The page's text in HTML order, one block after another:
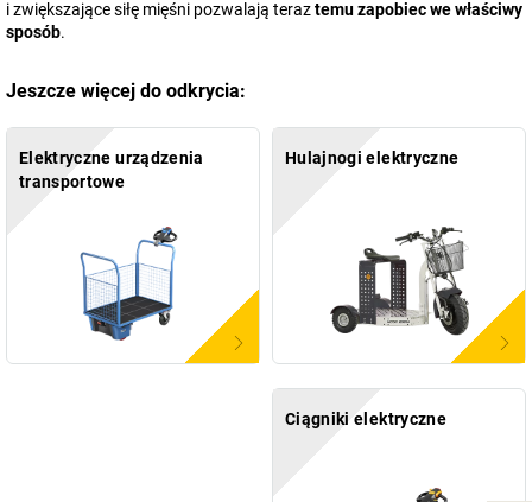
i zwiększające siłę mięśni pozwalają teraztemu zapobiec we właściwy
sposób.
Jeszcze więcej do odkrycia:
Elektryczne urządzenia
transportowe
Hulajnogi elektryczne
Ciągniki elektryczne